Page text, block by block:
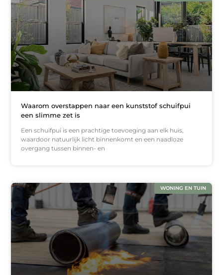
Waarom overstappen naar een kunststof schuifpui
een slimme zet is
Een schuifpui is een prachtige toevoeging aan elk huis,
waardoor natuurlijk licht binnenkomt en een naadloze
overgang tussen binnen- en
WONING EN TUIN